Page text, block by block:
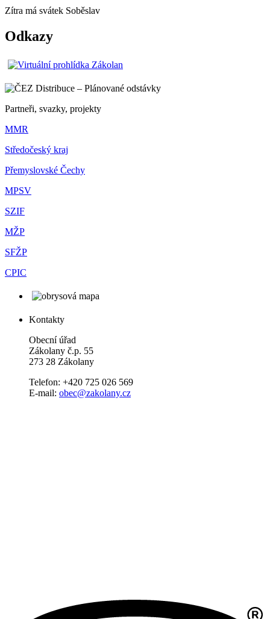
Zítra má svátek Soběslav
Odkazy
Partneři, svazky, projekty
MMR
Středočeský kraj
Přemyslovské Čechy
MPSV
SZIF
MŽP
SFŽP
CPIC
Kontakty
Obecní úřad
Zákolany č.p. 55
273 28 Zákolany
Telefon: +420 725 026 569
E-mail: obec@zakolany.cz